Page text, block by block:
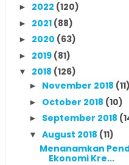
► 2022 (120)
► 2021 (88)
► 2020 (63)
► 2019 (81)
▼ 2018 (126)
► November 2018 (11)
► October 2018 (10)
► September 2018
▼ August 2018 (11)
Menanamkan
Ekonomi Kre...